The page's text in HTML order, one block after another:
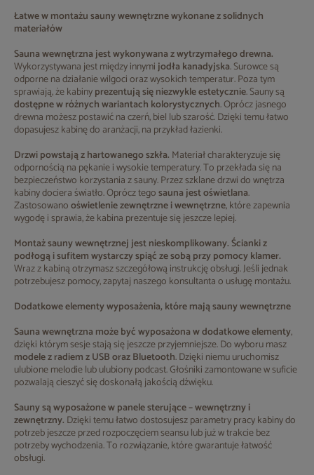
Łatwe w montażu sauny wewnętrzne wykonane z solidnych
materiałów
Sauna wewnętrznajest wykonywana z wytrzymałego drewna.
Wykorzystywana jest między innymijodła kanadyjska. Surowce są
odporne na działanie wilgoci oraz wysokich temperatur. Poza tym
sprawiają, że kabinyprezentują się niezwykle estetycznie. Sauny są
dostępne w różnych wariantach kolorystycznych. Oprócz jasnego
drewna możesz postawić na czerń, biel lub szarość. Dzięki temu łatwo
dopasujesz kabinę do aranżacji, na przykład łazienki.
Drzwi powstają z hartowanego szkła. Materiał charakteryzuje się
odpornością na pękanie i wysokie temperatury. To przekłada się na
bezpieczeństwo korzystania z sauny. Przez szklane drzwi do wnętrza
kabiny dociera światło. Oprócz tegosauna jest oświetlana.
Zastosowanooświetlenie zewnętrzne i wewnętrzne, które zapewnia
wygodę i sprawia, że kabina prezentuje się jeszcze lepiej.
Montaż sauny wewnętrznej jest nieskomplikowany. Ścianki z
podłogą i sufitem wystarczy spiąć ze sobą przy pomocy klamer.
Wraz z kabiną otrzymasz szczegółową instrukcję obsługi. Jeśli jednak
potrzebujesz pomocy, zapytaj naszego konsultanta o usługę montażu.
Dodatkowe elementy wyposażenia, które mają sauny wewnętrzne
Sauna wewnętrzna może być wyposażona w dodatkowe elementy,
dzięki którym sesje stają się jeszcze przyjemniejsze. Do wyboru masz
modele z radiem z USB oraz Bluetooth. Dzięki niemu uruchomisz
ulubione melodie lub ulubiony podcast. Głośniki zamontowane w suficie
pozwalają cieszyć się doskonałą jakością dźwięku.
Sauny są wyposażone w panele sterujące – wewnętrzny i
zewnętrzny. Dzięki temu łatwo dostosujesz parametry pracy kabiny do
potrzeb jeszcze przed rozpoczęciem seansu lub już w trakcie bez
potrzeby wychodzenia. To rozwiązanie, które gwarantuje łatwość
obsługi.